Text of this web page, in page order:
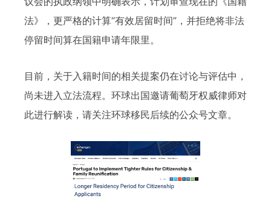
法》，更严格的计算“有效居留时间”，并拒绝将非法
停留时间算在国籍申请年限里。
目前，关于入籍时间的相关提案仍在讨论与评估中，
尚未进入立法流程。环球出国邀请葡萄牙权威律师对
此进行解读，请关注环球移民后续的公众号文章。